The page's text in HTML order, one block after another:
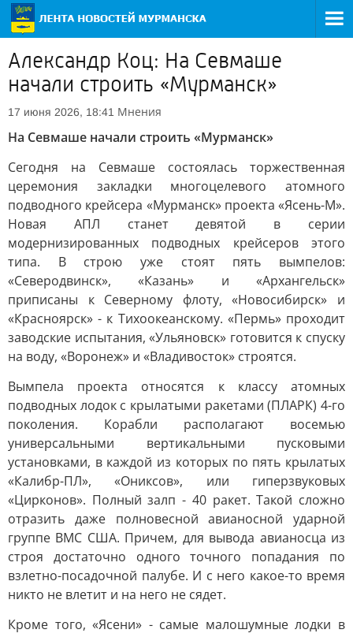
Александр Коц: На Севмаше
начали строить «Мурманск»
17 июня 2026, 18:41 Мнения
На Севмаше начали строить «Мурманск»
Сегодня на Севмаше состоялась торжественная
церемония закладки многоцелевого атомного
подводного крейсера «Мурманск» проекта «Ясень-М».
Новая АПЛ станет девятой в серии
модернизированных подводных крейсеров этого
типа. В строю уже стоят пять вымпелов:
«Северодвинск», «Казань» и «Архангельск»
приписаны к Северному флоту, «Новосибирск» и
«Красноярск» - к Тихоокеанскому. «Пермь» проходит
заводские испытания, «Ульяновск» готовится к спуску
на воду, «Воронеж» и «Владивосток» строятся.
Вымпела проекта относятся к классу атомных
подводных лодок с крылатыми ракетами (ПЛАРК) 4-го
поколения. Корабли располагают восемью
универсальными вертикальными пусковыми
установками, в каждой из которых по пять крылатых
«Калибр-ПЛ», «Ониксов», или гиперзвуковых
«Цирконов». Полный залп - 40 ракет. Такой сложно
отразить даже полновесной авианосной ударной
группе ВМС США. Причем, для вывода авианосца из
строя достаточно одного точного попадания по
взлетно-посадочной палубе. И с него какое-то время
никто не влетит и на него не сядет.
Кроме того, «Ясени» - самые малошумные лодки в